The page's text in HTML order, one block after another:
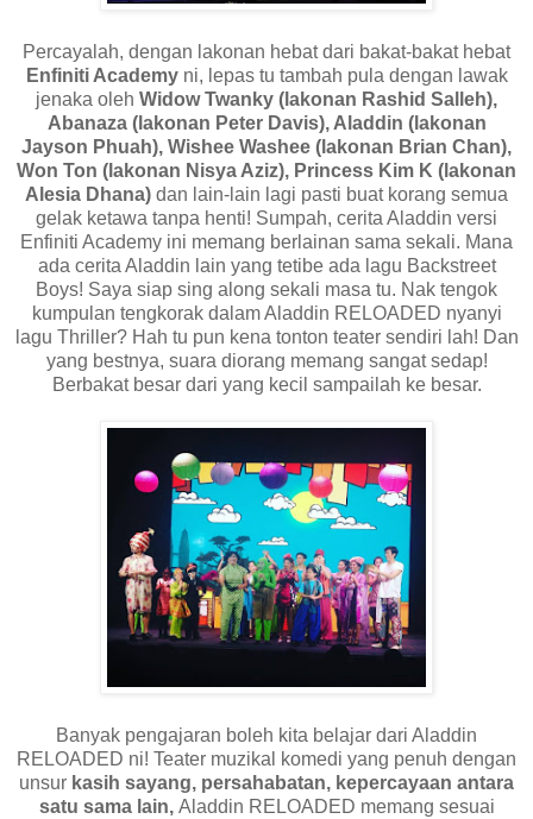
Percayalah, dengan lakonan hebat dari bakat-bakat hebat
Enfiniti Academy ni, lepas tu tambah pula dengan lawak
jenaka oleh Widow Twanky (lakonan Rashid Salleh),
Abanaza (lakonan Peter Davis), Aladdin (lakonan
Jayson Phuah), Wishee Washee (lakonan Brian Chan),
Won Ton (lakonan Nisya Aziz), Princess Kim K (lakonan
Alesia Dhana) dan lain-lain lagi pasti buat korang semua
gelak ketawa tanpa henti! Sumpah, cerita Aladdin versi
Enfiniti Academy ini memang berlainan sama sekali. Mana
ada cerita Aladdin lain yang tetibe ada lagu Backstreet
Boys! Saya siap sing along sekali masa tu. Nak tengok
kumpulan tengkorak dalam Aladdin RELOADED nyanyi
lagu Thriller? Hah tu pun kena tonton teater sendiri lah! Dan
yang bestnya, suara diorang memang sangat sedap!
Berbakat besar dari yang kecil sampailah ke besar.
Banyak pengajaran boleh kita belajar dari Aladdin
RELOADED ni! Teater muzikal komedi yang penuh dengan
unsur kasih sayang, persahabatan, kepercayaan antara
satu sama lain, Aladdin RELOADED memang sesuai